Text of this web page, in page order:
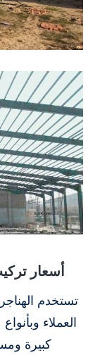
أسعار
تستخدم
العملاء
كبيرة